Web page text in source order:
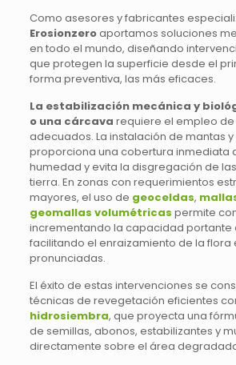
Como asesores y fabricantes
Erosionzeroaportamos soluciones
en todo el mundo, diseñando
que protegen la superficie desde el
forma preventiva, las más eficaces.
La estabilización mecánica y
o una cárcava requiere el empleo
adecuados. La instalación de mantas
proporciona una cobertura inmediata
humedad y evita la disgregación de
tierra. En zonas con requerimientos
mayores, el uso de geoceldas,
geomallas volumétricas permite
incrementando la capacidad portante
facilitando el enraizamiento de la flora
pronunciadas.
El éxito de estas intervenciones se
técnicas de revegetación eficientes
hidrosiembra, que proyecta una
de semillas, abonos, estabilizantes y
directamente sobre el área